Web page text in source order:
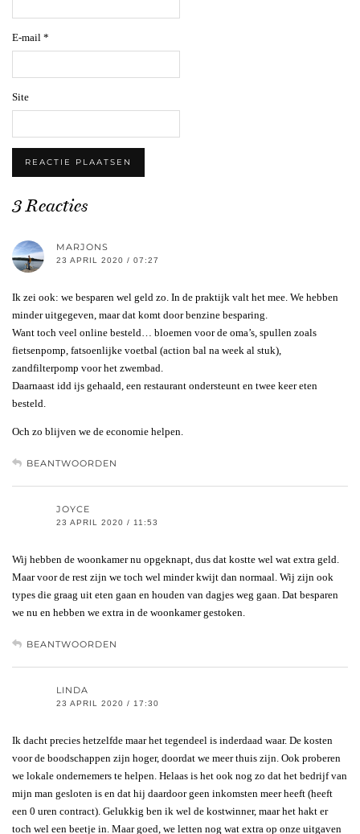
E-mail *
Site
3 Reacties
MARJONS
23 APRIL 2020 / 07:27
Ik zei ook: we besparen wel geld zo. In de praktijk valt het mee. We hebben
minder uitgegeven, maar dat komt door benzine besparing.
Want toch veel online besteld… bloemen voor de oma’s, spullen zoals
fietsenpomp, fatsoenlijke voetbal (action bal na week al stuk),
zandfilterpomp voor het zwembad.
Daarnaast idd ijs gehaald, een restaurant ondersteunt en twee keer eten
besteld.
Och zo blijven we de economie helpen.
BEANTWOORDEN
JOYCE
23 APRIL 2020 / 11:53
Wij hebben de woonkamer nu opgeknapt, dus dat kostte wel wat extra geld.
Maar voor de rest zijn we toch wel minder kwijt dan normaal. Wij zijn ook
types die graag uit eten gaan en houden van dagjes weg gaan. Dat besparen
we nu en hebben we extra in de woonkamer gestoken.
BEANTWOORDEN
LINDA
23 APRIL 2020 / 17:30
Ik dacht precies hetzelfde maar het tegendeel is inderdaad waar. De kosten
voor de boodschappen zijn hoger, doordat we meer thuis zijn. Ook proberen
we lokale ondernemers te helpen. Helaas is het ook nog zo dat het bedrijf van
mijn man gesloten is en dat hij daardoor geen inkomsten meer heeft (heeft
een 0 uren contract). Gelukkig ben ik wel de kostwinner, maar het hakt er
toch wel een beetje in. Maar goed, we letten nog wat extra op onze uitgaven